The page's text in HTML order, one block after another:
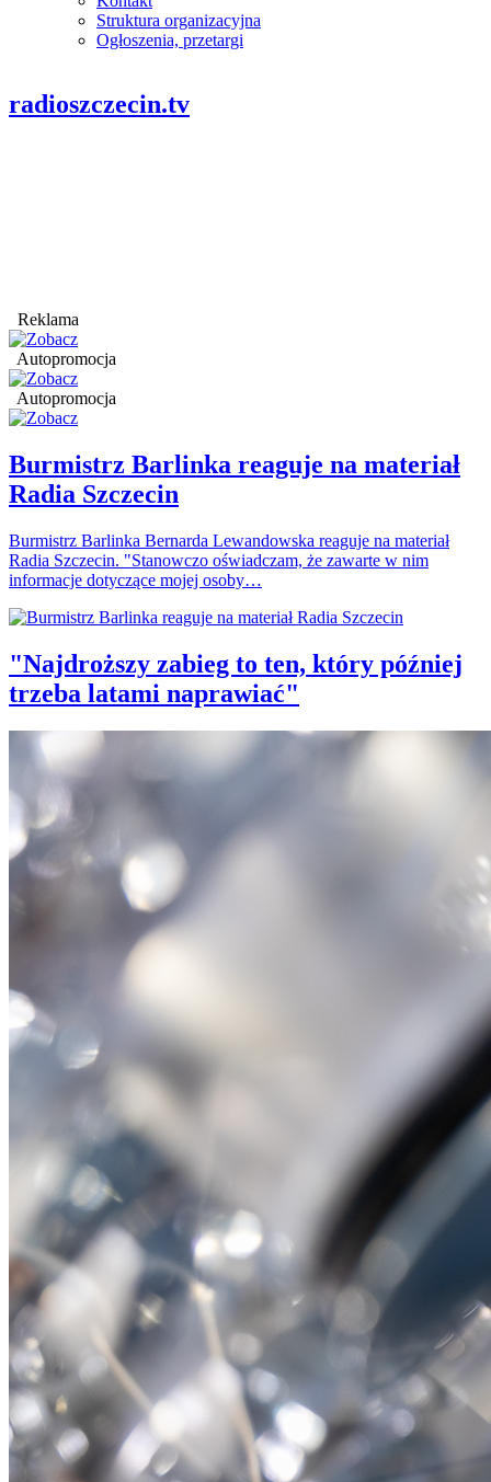
Struktura organizacyjna
Ogłoszenia, przetargi
radioszczecin.tv
Reklama
Autopromocja
Autopromocja
Burmistrz Barlinka reaguje na materiał
Radia Szczecin
Burmistrz Barlinka Bernarda Lewandowska reaguje na materiał
Radia Szczecin. "Stanowczo oświadczam, że zawarte w nim
informacje dotyczące mojej osoby…
"Najdroższy zabieg to ten, który później
trzeba latami naprawiać"